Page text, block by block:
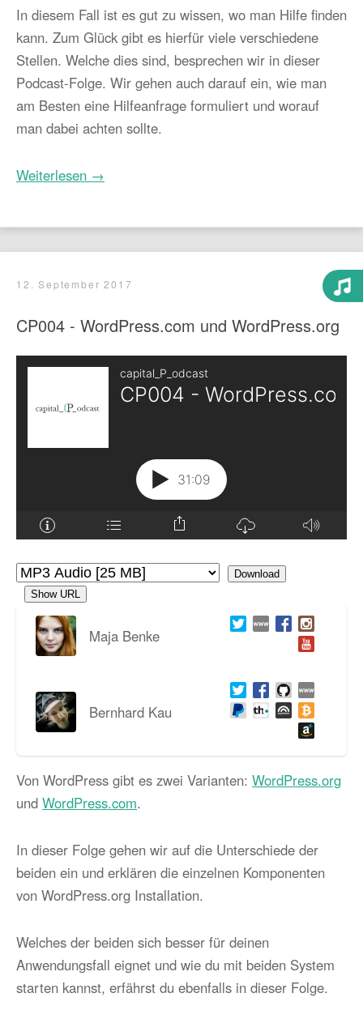
In diesem Fall ist es gut zu wissen, wo man Hilfe finden
kann. Zum Glück gibt es hierfür viele verschiedene
Stellen. Welche dies sind, besprechen wir in dieser
Podcast-Folge. Wir gehen auch darauf ein, wie man
am Besten eine Hilfeanfrage formuliert und worauf
man dabei achten sollte.
Weiterlesen →
12. September 2017
CP004 - WordPress.com und WordPress.org
Download
Show URL
Maja Benke
Bernhard Kau
Von WordPress gibt es zwei Varianten: WordPress.org
und WordPress.com.
In dieser Folge gehen wir auf die Unterschiede der
beiden ein und erklären die einzelnen Komponenten
von WordPress.org Installation.
Welches der beiden sich besser für deinen
Anwendungsfall eignet und wie du mit beiden System
starten kannst, erfährst du ebenfalls in dieser Folge.